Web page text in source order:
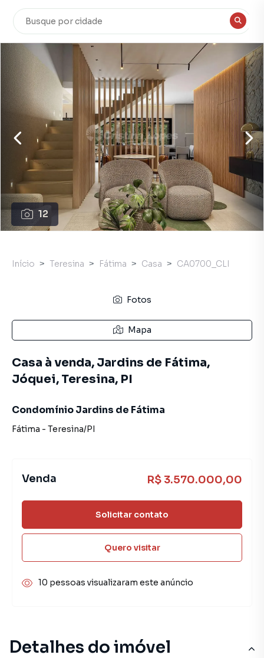
12
Detalhes do imóvel
Início Teresina Fátima Casa CA0700_CLI
Fotos
Mapa
Casa à venda, Jardins de Fátima,
Jóquei, Teresina, PI
Condomínio Jardins de Fátima
Fátima - Teresina/PI
Venda R$ 3.570.000,00
Solicitar contato
Quero visitar
10 pessoas visualizaram este anúncio